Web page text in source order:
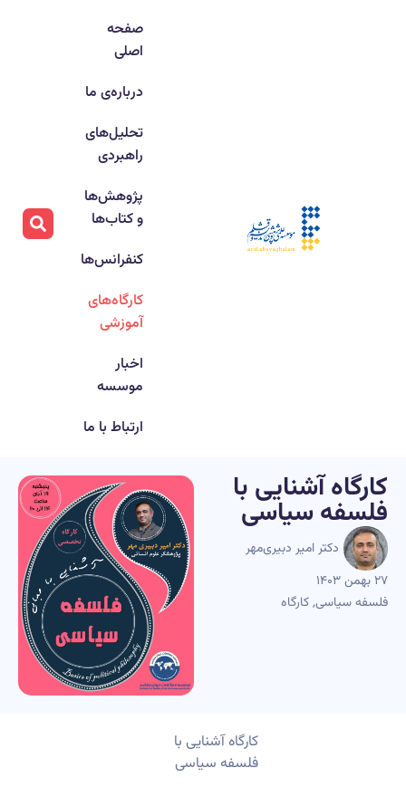
صفحه
اصلی
درباره‌ی ما
تحلیل‌های
راهبردی
پژوهش‌ها
و کتاب‌ها
کنفرانس‌ها
کارگاه‌های
آموزشی
اخبار
موسسه
ارتباط با ما
کارگاه آشنایی با
فلسفه سیاسی
دکتر امیر دبیری‌مهر
۲۷ بهمن ۱۴۰۳
فلسفه سیاسی,کارگاه
کارگاه آشنایی با
فلسفه سیاسی